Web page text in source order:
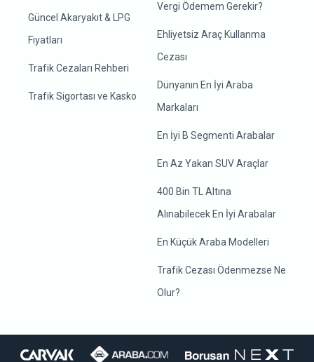
Güncel Akaryakıt & LPG
Fiyatları
Trafik Cezaları Rehberi
Trafik Sigortası ve Kasko
Vergi Ödemem Gerekir?
Ehliyetsiz Araç Kullanma
Cezası
Dünyanın En İyi Araba
Markaları
En İyi B Segmenti Arabalar
En Az Yakan SUV Araçlar
400 Bin TL Altına
Alınabilecek En İyi Arabalar
En Küçük Araba Modelleri
Trafik Cezası Ödenmezse Ne
Olur?